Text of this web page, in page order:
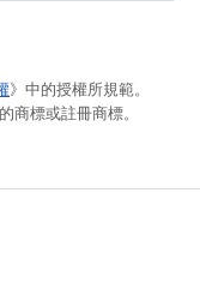
》中的授權所規範。
標或註冊商標。